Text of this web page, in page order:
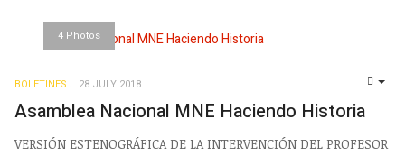
4 Photos
BOLETINES 28 JULY 2018
Asamblea Nacional MNE Haciendo Historia
VERSIÓN ESTENOGRÁFICA DE LA INTERVENCIÓN DEL PROFESOR